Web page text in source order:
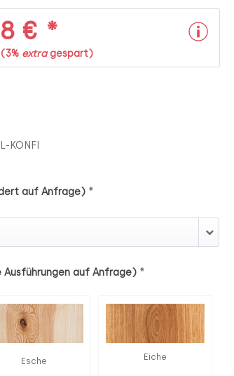
€ *
extragespart)
KONFI
auf Anfrage) *
auf Anfrage)
auf Anfrage) *
Esche Eiche